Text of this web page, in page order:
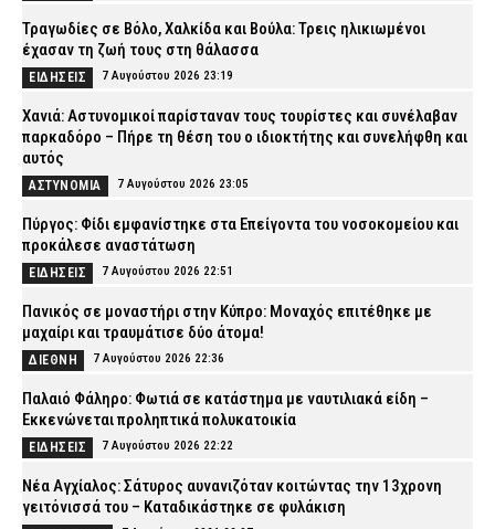
Τραγωδίες σε Βόλο, Χαλκίδα και Βούλα: Τρεις ηλικιωμένοι
έχασαν τη ζωή τους στη θάλασσα
ΕΙΔΗΣΕΙΣ 7 Αυγούστου 2026 23:19
Χανιά: Αστυνομικοί παρίσταναν τους τουρίστες και συνέλαβαν
παρκαδόρο – Πήρε τη θέση του ο ιδιοκτήτης και συνελήφθη και
αυτός
ΑΣΤΥΝΟΜΙΑ 7 Αυγούστου 2026 23:05
Πύργος: Φίδι εμφανίστηκε στα Επείγοντα του νοσοκομείου και
προκάλεσε αναστάτωση
ΕΙΔΗΣΕΙΣ 7 Αυγούστου 2026 22:51
Πανικός σε μοναστήρι στην Κύπρο: Μοναχός επιτέθηκε με
μαχαίρι και τραυμάτισε δύο άτομα!
ΔΙΕΘΝΗ 7 Αυγούστου 2026 22:36
Παλαιό Φάληρο: Φωτιά σε κατάστημα με ναυτιλιακά είδη –
Εκκενώνεται προληπτικά πολυκατοικία
ΕΙΔΗΣΕΙΣ 7 Αυγούστου 2026 22:22
Νέα Αγχίαλος: Σάτυρος αυνανιζόταν κοιτώντας την 13χρονη
γειτόνισσά του – Καταδικάστηκε σε φυλάκιση